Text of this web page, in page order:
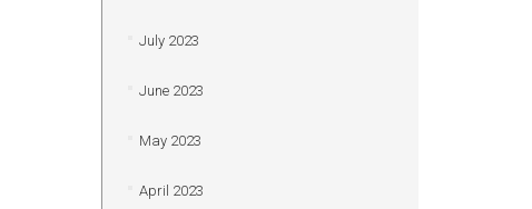
July 2023
June 2023
May 2023
April 2023